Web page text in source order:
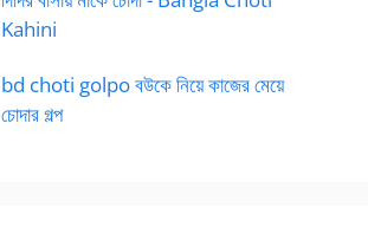
Kahini
bd choti golpo বউকে নিয়ে কাজের মেয়ে
চোদার গল্প